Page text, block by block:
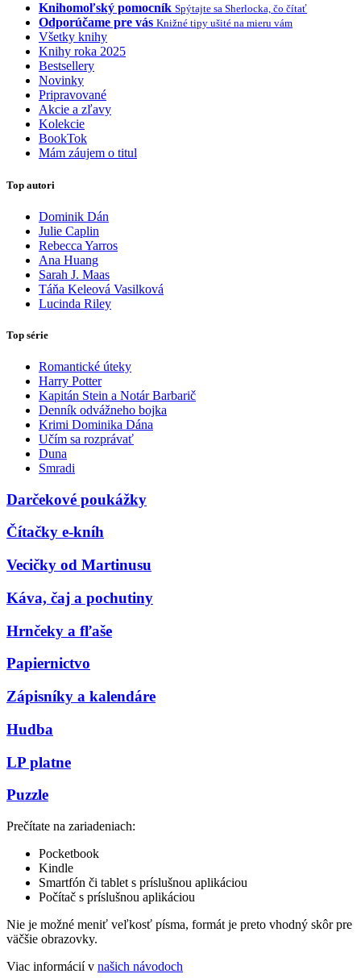
Knihomoľský pomocník Spýtajte sa Sherlocka, čo čítať
Odporúčame pre vás Knižné tipy ušité na mieru vám
Všetky knihy
Knihy roka 2025
Bestsellery
Novinky
Pripravované
Akcie a zľavy
Kolekcie
BookTok
Mám záujem o titul
Top autori
Dominik Dán
Julie Caplin
Rebecca Yarros
Ana Huang
Sarah J. Maas
Táňa Keleová Vasilková
Lucinda Riley
Top série
Romantické úteky
Harry Potter
Kapitán Stein a Notár Barbarič
Denník odvážneho bojka
Krimi Dominika Dána
Učím sa rozprávať
Duna
Smradi
Darčekové poukážky
Čítačky e-kníh
Vecičky od Martinusu
Káva, čaj a pochutiny
Hrnčeky a fľaše
Papiernictvo
Zápisníky a kalendáre
Hudba
LP platne
Puzzle
Prečítate na zariadeniach:
Pocketbook
Kindle
Smartfón či tablet s príslušnou aplikáciou
Počítač s príslušnou aplikáciou
Nie je možné meniť veľkosť písma, formát je preto vhodný skôr pre
väčšie obrazovky.
Viac informácií v našich návodoch